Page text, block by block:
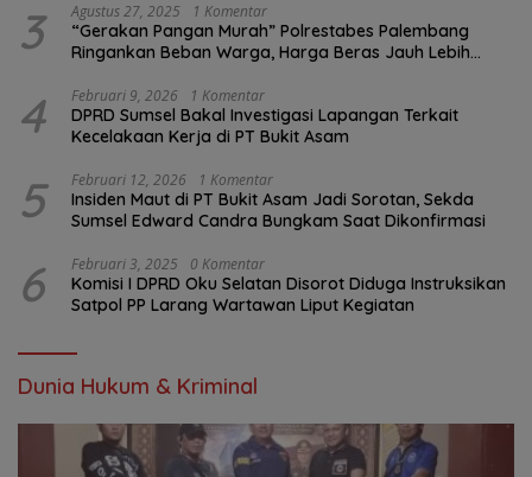
3 Agustus 27, 2025 1 Komentar
“Gerakan Pangan Murah” Polrestabes Palembang
Ringankan Beban Warga, Harga Beras Jauh Lebih
4 Februari 9, 2026 1 Komentar
DPRD Sumsel Bakal Investigasi Lapangan Terkait
Kecelakaan Kerja di PT Bukit Asam
5 Februari 12, 2026 1 Komentar
Insiden Maut di PT Bukit Asam Jadi Sorotan, Sekda
Sumsel Edward Candra Bungkam Saat Dikonfirmasi
6 Februari 3, 2025 0 Komentar
Komisi I DPRD Oku Selatan Disorot Diduga Instruksikan
Satpol PP Larang Wartawan Liput Kegiatan
Dunia Hukum & Kriminal